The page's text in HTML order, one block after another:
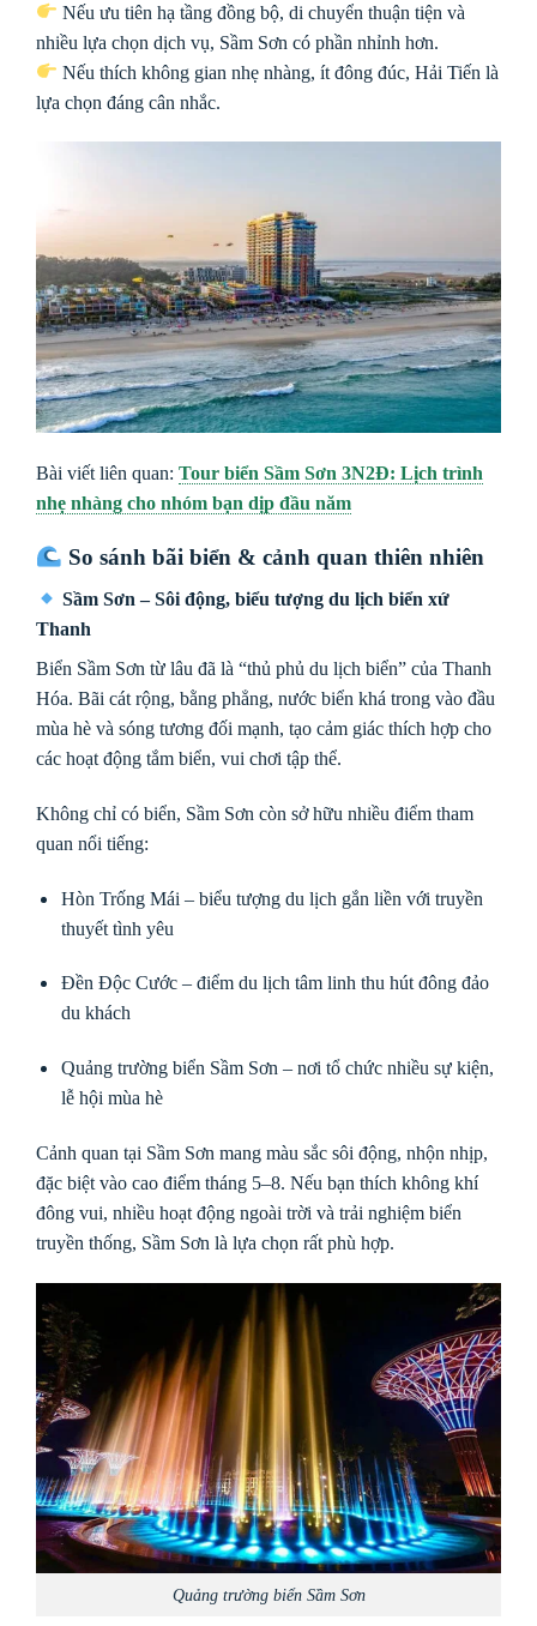
Nếu ưu tiên hạ tầng đồng bộ, di chuyển thuận tiện và
nhiều lựa chọn dịch vụ, Sầm Sơn có phần nhỉnh hơn.
Nếu thích không gian nhẹ nhàng, ít đông đúc, Hải Tiến là
lựa chọn đáng cân nhắc.
Bài viết liên quan: Tour biển Sầm Sơn 3N2Đ: Lịch trình
nhẹ nhàng cho nhóm bạn dịp đầu năm
So sánh bãi biển & cảnh quan thiên nhiên
Sầm Sơn – Sôi động, biểu tượng du lịch biển xứ
Thanh
Biển Sầm Sơn từ lâu đã là “thủ phủ du lịch biển” của Thanh
Hóa. Bãi cát rộng, bằng phẳng, nước biển khá trong vào đầu
mùa hè và sóng tương đối mạnh, tạo cảm giác thích hợp cho
các hoạt động tắm biển, vui chơi tập thể.
Không chỉ có biển, Sầm Sơn còn sở hữu nhiều điểm tham
quan nổi tiếng:
Hòn Trống Mái – biểu tượng du lịch gắn liền với truyền
thuyết tình yêu
Đền Độc Cước– điểm du lịch tâm linh thu hút đông đảo
du khách
Quảng trường biển Sầm Sơn – nơi tổ chức nhiều sự kiện,
lễ hội mùa hè
Cảnh quan tại Sầm Sơn mang màu sắc sôi động, nhộn nhịp,
đặc biệt vào cao điểm tháng 5–8. Nếu bạn thích không khí
đông vui, nhiều hoạt động ngoài trời và trải nghiệm biển
truyền thống, Sầm Sơn là lựa chọn rất phù hợp.
Quảng trường biển Sầm Sơn